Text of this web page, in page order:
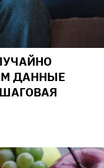
ДАННЫЕ